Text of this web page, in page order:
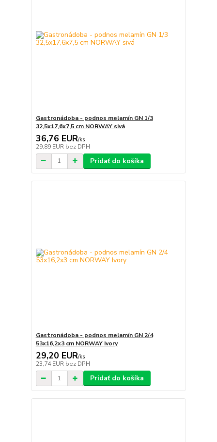
Gastronádoba - podnos melamín GN 1/3
32,5x17,6x7,5 cm NORWAY sivá
36,76 EUR/ks
29,89 EUR bez DPH
Pridať do košíka
Gastronádoba - podnos melamín GN 2/4
53x16,2x3 cm NORWAY Ivory
29,20 EUR/ks
23,74 EUR bez DPH
Pridať do košíka